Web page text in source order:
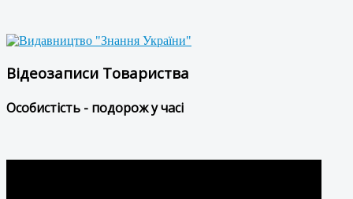
Відеозаписи Товариства
Особистість - подорож у часі